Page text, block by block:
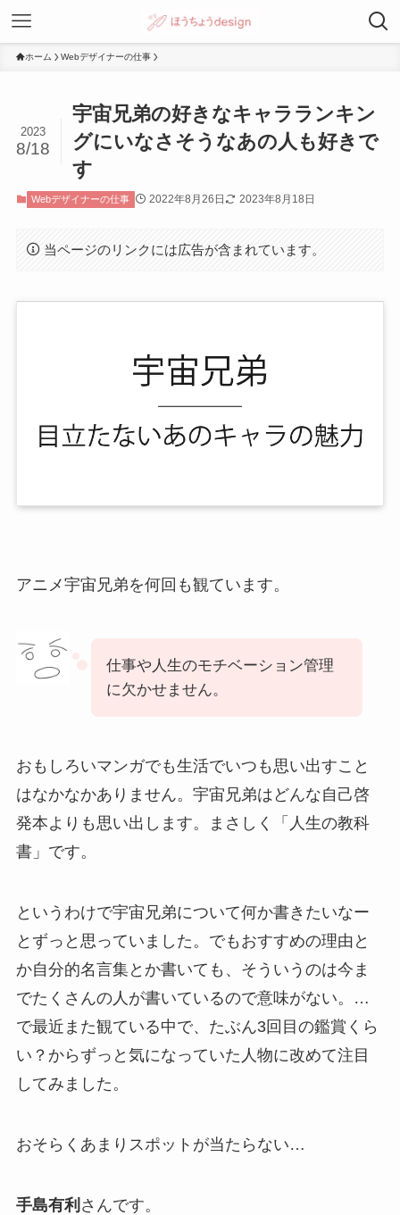
ホーム Webデザイナーの仕事
宇宙兄弟の好きなキャラランキン
グにいなさそうなあの人も好きで
す
2023
8/18
Webデザイナーの仕事 2022年8月26日 2023年8月18日
当ページのリンクには広告が含まれています。
アニメ宇宙兄弟を何回も観ています。
仕事や人生のモチベーション管理
に欠かせません。
おもしろいマンガでも生活でいつも思い出すこと
はなかなかありません。宇宙兄弟はどんな自己啓
発本よりも思い出します。まさしく「人生の教科
書」です。
というわけで宇宙兄弟について何か書きたいなー
とずっと思っていました。でもおすすめの理由と
か自分的名言集とか書いても、そういうのは今ま
でたくさんの人が書いているので意味がない。…
で最近また観ている中で、たぶん3回目の鑑賞くら
い？からずっと気になっていた人物に改めて注目
してみました。
おそらくあまりスポットが当たらない…
手島有利 さんです。